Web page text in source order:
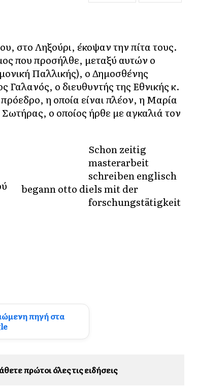
στο Ληξούρι, έκοψαν την πίτα τους.
που προσήλθε, μεταξύ αυτών ο
Παλλικής), ο Δημοσθένης
Γαλανός, ο διευθυντής της Εθνικής κ.
η οποία είναι πλέον, η Μαρία
ο οποίος ήρθε με αγκαλιά τον
Schon zeitig
masterarbeit
schreiben englisch
begann otto diels mit der
forschungstätigkeit
πηγή στα
πρώτοι όλες τις ειδήσεις